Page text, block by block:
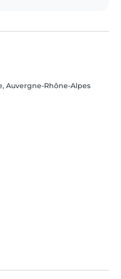
Auvergne-Rhône-Alpes